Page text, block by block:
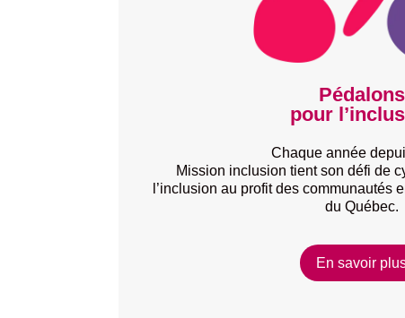
Pédalons
pour
Chaque année
Mission inclusion tient son défi de
l’inclusion au profit des communautés
du Québec.
En savoir